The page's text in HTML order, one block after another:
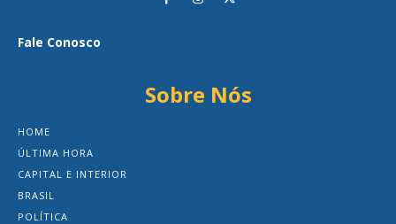
Fale Conosco
Sobre Nós
HOME
ÚLTIMA HORA
CAPITAL E INTERIOR
BRASIL
POLÍTICA